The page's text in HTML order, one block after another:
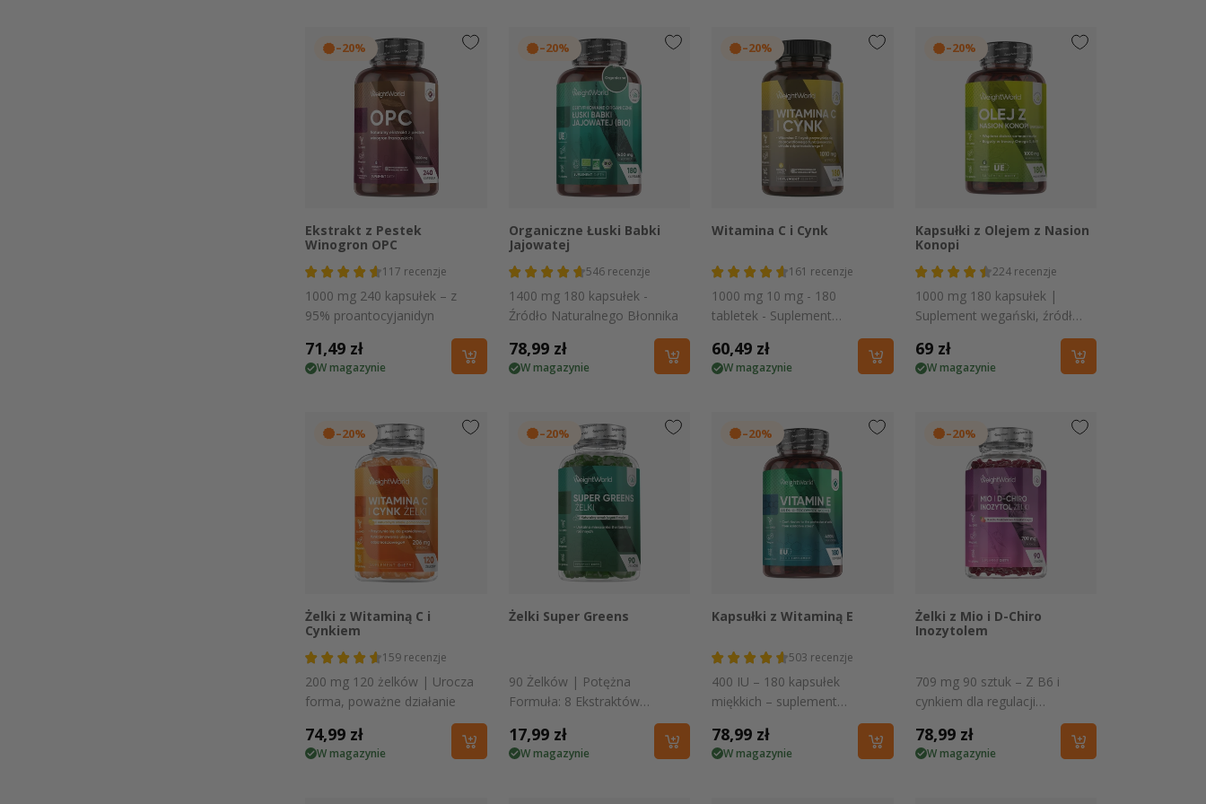
–20%
Szybki podgląd
Ekstrakt z Pestek
Winogron OPC
117 recenzje
1000 mg 240 kapsułek – z
95% proantocyjanidyn
Cena
regularna
71,49 zł
W magazynie
–20%
Szybki podgląd
Organiczne Łuski Babki
Jajowatej
546 recenzje
1400 mg 180 kapsułek -
Źródło Naturalnego Błonnika
Cena
regularna
78,99 zł
W magazynie
–20%
Szybki podgląd
Witamina C i Cynk
161 recenzje
1000 mg 10 mg - 180
tabletek - Suplement
GMO
Cena
regularna
60,49 zł
W magazynie
–20%
Szybki podgląd
Kapsułki z Olejem z Nasion
Konopi
224 recenzje
1000 mg 180 kapsułek |
Suplement wegański, źródło
Cena
regularna
69 zł
W magazynie
–20%
Szybki podgląd
Żelki z Witaminą C i
Cynkiem
159 recenzje
200 mg 120 żelków | Urocza
forma, poważne działanie
Cena
regularna
74,99 zł
W magazynie
–20%
Szybki podgląd
Żelki Super Greens
90 Żelków | Potężna
Formuła: 8 Ekstraktów
Minerały
Cena
regularna
17,99 zł
W magazynie
–20%
Kapsułki z Witaminą E
503 recenzje
400 IU – 180 kapsułek
miękkich – suplement
wegański, bez glutenu i GMO
Cena
regularna
78,99 zł
W magazynie
–20%
Żelki z Mio i D-Chiro
Inozytolem
709 mg 90 sztuk – Z B6 i
cynkiem dla regulacji
hormonalnej i codziennego
samopoczucia
Cena
regularna
78,99 zł
W magazynie